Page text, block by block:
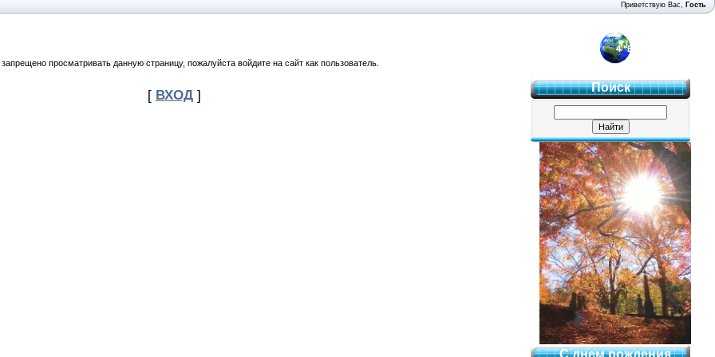
Приветствую Вас, Гость
просматривать данную страницу, пожалуйста войдите на сайт как пользователь.
[ ВХОД ]
4 "Б"
Поиск
С днем рождения